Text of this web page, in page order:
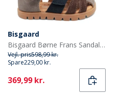
Bisgaard
Bisgaard Børne Frans Sandaler Stone
Vejl. pris598,99 kr.
Spare229,00 kr.
Current
369,99 kr.